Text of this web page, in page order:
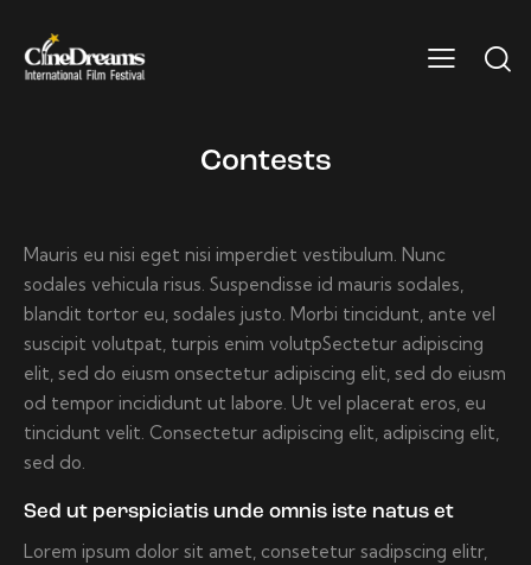
Contests
Mauris eu nisi eget nisi imperdiet vestibulum. Nunc
sodales vehicula risus. Suspendisse id mauris sodales,
blandit tortor eu, sodales justo. Morbi tincidunt, ante vel
suscipit volutpat, turpis enim volutpSectetur adipiscing
elit, sed do eiusm onsectetur adipiscing elit, sed do eiusm
od tempor incididunt ut labore. Ut vel placerat eros, eu
tincidunt velit. Consectetur adipiscing elit, adipiscing elit,
sed do.
Sed ut perspiciatis unde omnis iste natus et
Lorem ipsum dolor sit amet, consetetur sadipscing elitr,